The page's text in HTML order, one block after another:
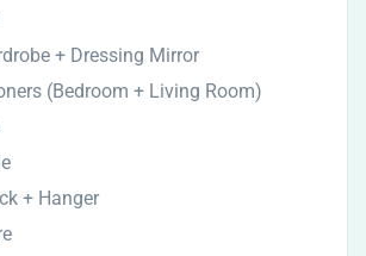
+ Dressing Mirror
(Bedroom + Living Room)
+ Hanger